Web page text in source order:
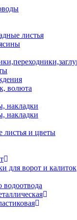
листья
волюта
накладки
накладки
и цветы
для ворот и калиток
водоотвода